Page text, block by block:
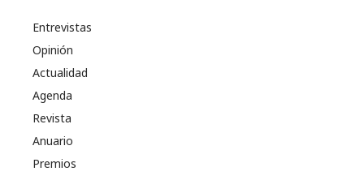
Entrevistas
Opinión
Actualidad
Agenda
Revista
Anuario
Premios